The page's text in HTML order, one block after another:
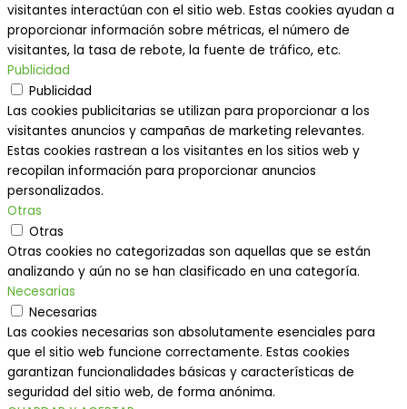
visitantes interactúan con el sitio web. Estas cookies ayudan a
proporcionar información sobre métricas, el número de
visitantes, la tasa de rebote, la fuente de tráfico, etc.
Publicidad
Publicidad
Las cookies publicitarias se utilizan para proporcionar a los
visitantes anuncios y campañas de marketing relevantes.
Estas cookies rastrean a los visitantes en los sitios web y
recopilan información para proporcionar anuncios
personalizados.
Otras
Otras
Otras cookies no categorizadas son aquellas que se están
analizando y aún no se han clasificado en una categoría.
Necesarias
Necesarias
Las cookies necesarias son absolutamente esenciales para
que el sitio web funcione correctamente. Estas cookies
garantizan funcionalidades básicas y características de
seguridad del sitio web, de forma anónima.